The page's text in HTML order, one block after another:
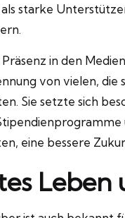
starke
in den
von vielen, die
Sie setzte sich
eine bessere
Leben